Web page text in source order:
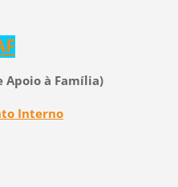
Apoio à Família)
Interno